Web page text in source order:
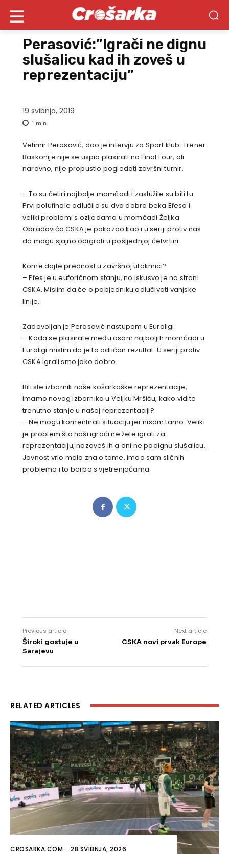
Perasović:”Igrači ne dignu
slušalicu kad ih zoveš u
reprezentaciju”
19 svibnja, 2019
1 min.
Velimir Perasović, dao je intervju za Sport klub. Trener
Baskonije nije se uspio plasirati na Final Four, ali
naravno, nije propustio pogledati završni turnir.
– To su četiri najbolje momčadi i zaslužile su biti tu.
Prvi polufinale odlučila su dva dobra beka Efesa i
veliki problemi s ozljedama u momčadi Željka
Obradovića.CSKA je pokazao kao i u seriji protiv nas
da mogu sjajno odigrati u posljednjoj četvrtini.
Kome dajte prednost u završnoj utakmici?
– Efes je u euforičnom stanju, no iskusvo je na strani
CSKA. Mislim da će o pobjedniku odlučivati vanjske
linije.
Zadovoljan je Perasović nastupom u Euroligi.
– Kada se plasirate među osam najboljih momčadi u
Euroligi mislim da je to odličan rezultat. U seriji protiv
CSKA igrali smo jako dobro.
Bili ste izbornik naše košarkaške reprezentacije,
imamo novog izbornika u Veljku Mršiću, kako vidite
trenutno stanje u našoj reprezentaciji?
– Ne mogu komentirati situaciju jer nisam tamo. Veliki
je problem što naši igrači ne žele igrati za
reprezentaciju, nazoveš ih a oni ne podignu slušalicu.
Javnost vrlo malo zna o tome, imao sam sličnih
problema i to borba s vjetrenjačama.
Previous article
Široki gostuje u
Sarajevu
Next article
CSKA novi prvak Europe
RELATED ARTICLES
CROSARKA.COM -28 SVIBNJA, 2026